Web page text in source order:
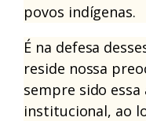
povos indígenas.
É na defesa
reside nossa
sempre sido essa
institucional, ao